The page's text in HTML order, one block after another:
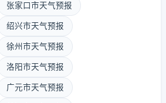
张家口市天气预报
绍兴市天气预报
徐州市天气预报
洛阳市天气预报
广元市天气预报